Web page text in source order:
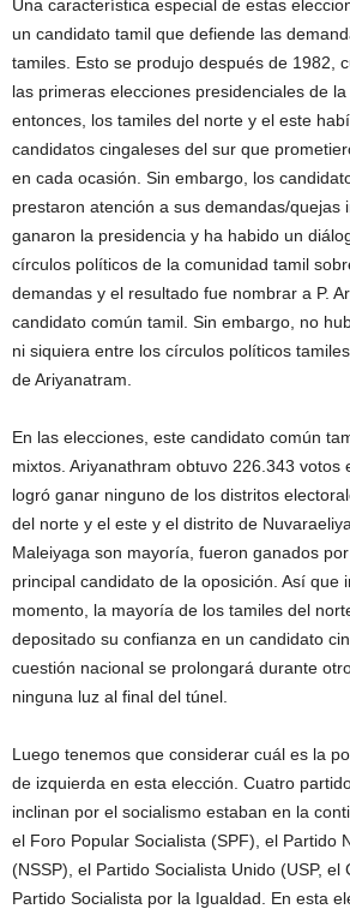
Una característica especial de estas
un candidato tamil que defiende las
tamiles. Esto se produjo después de 1982,
las primeras elecciones presidenciales de
entonces, los tamiles del norte y el este
candidatos cingaleses del sur que
en cada ocasión. Sin embargo, los
prestaron atención a sus demandas/quejas
ganaron la presidencia y ha habido un
círculos políticos de la comunidad tamil
demandas y el resultado fue nombrar a P.
candidato común tamil. Sin embargo, no
ni siquiera entre los círculos políticos
de Ariyanatram.
En las elecciones, este candidato común
mixtos. Ariyanathram obtuvo 226.343 votos
logró ganar ninguno de los distritos
del norte y el este y el distrito de
Maleiyaga son mayoría, fueron ganados
principal candidato de la oposición. Así que
momento, la mayoría de los tamiles del
depositado su confianza en un candidato
cuestión nacional se prolongará durante
ninguna luz al final del túnel.
Luego tenemos que considerar cuál es la
de izquierda en esta elección. Cuatro
inclinan por el socialismo estaban en la
el Foro Popular Socialista (SPF), el Partido
(NSSP), el Partido Socialista Unido (USP, el
Partido Socialista por la Igualdad. En esta